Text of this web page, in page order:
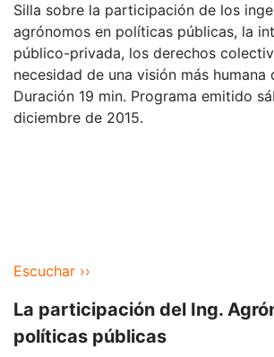
Silla sobre la participación de los
agrónomos en políticas públicas, la
público-privada, los derechos
necesidad de una visión más humana
Duración 19 min. Programa emitido
diciembre de 2015.
Escuchar ››
La participación del Ing.
políticas públicas